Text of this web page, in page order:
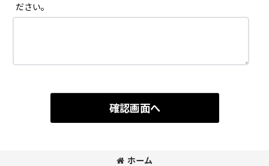
ださい。
確認画面へ
ホーム